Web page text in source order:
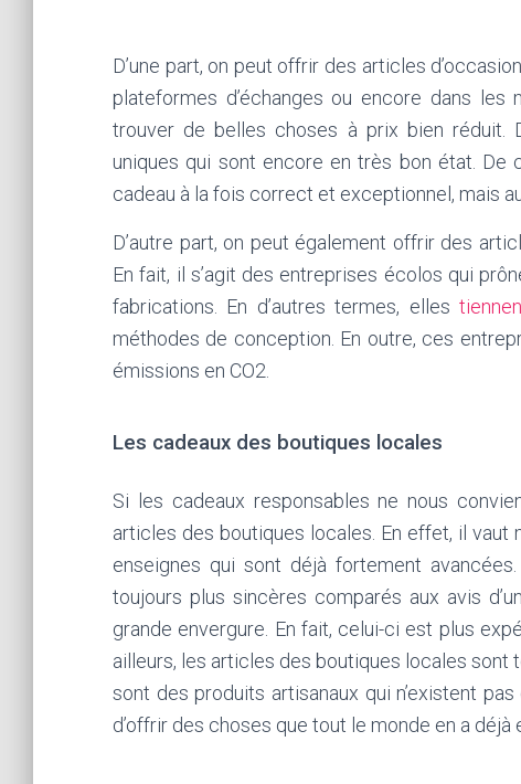
D’une part, on peut offrir des articles
plateformes d’échanges ou encore dans
trouver de belles choses à prix bien réduit.
uniques qui sont encore en très bon état. De
cadeau à la fois correct et exceptionnel, mais
D’autre part, on peut également offrir des
En fait, il s’agit des entreprises écolos qui
fabrications. En d’autres termes, elles
méthodes de conception. En outre, ces
émissions en CO2.
Les cadeaux des boutiques locales
Si les cadeaux responsables ne nous
articles des boutiques locales. En effet, il
enseignes qui sont déjà fortement
toujours plus sincères comparés aux avis
grande envergure. En fait, celui-ci est plus
ailleurs, les articles des boutiques locales sont
sont des produits artisanaux qui n’existent
d’offrir des choses que tout le monde en a déjà